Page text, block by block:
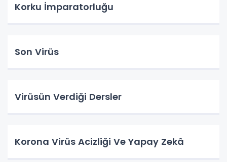
Korku İmparatorluğu
Son Virüs
Virüsün Verdiği Dersler
Korona Virüs Acizliği Ve Yapay Zekâ